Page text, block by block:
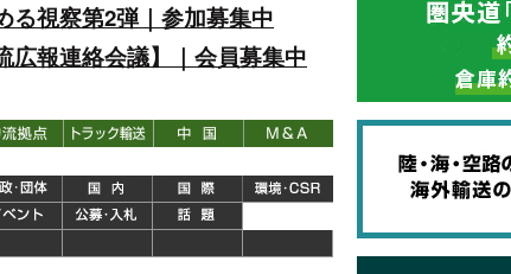
る視察第2弾｜参加募集中
広報連絡会議】｜会員募集中